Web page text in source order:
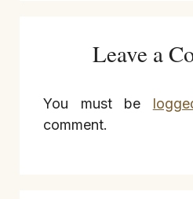
Leave a
You must be
comment.